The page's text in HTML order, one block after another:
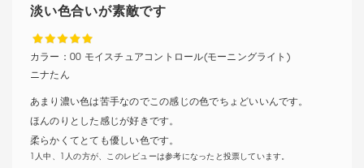
淡い色合いが素敵です
ニナたん
カラー： 00 モイスチュアコントロール(モーニングライト)
あまり濃い色は苦手なのでこの感じの色でちょどいいんです。
ほんのりとした感じが好きです。
柔らかくてとても優しい色です。
1人中、1人の方が、このレビューは参考になったと投票しています。